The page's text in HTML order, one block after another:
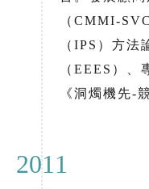
（CMMI-
（IPS）方
（EEES）
《洞燭機先-
2011